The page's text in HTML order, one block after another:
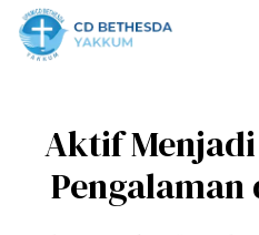
Aktif
Pengalaman